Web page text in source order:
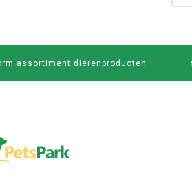
assortiment dierenproducten